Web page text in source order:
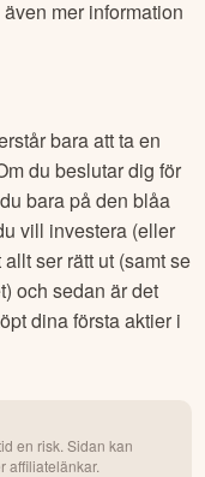
mer information
bara att ta en
du beslutar dig för
bara på den blåa
vill investera (eller
ser rätt ut (samt se
och sedan är det
dina första aktier i
en risk. Sidan kan
affiliatelänkar.